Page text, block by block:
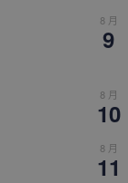
8 月
9
8 月
10
8 月
11